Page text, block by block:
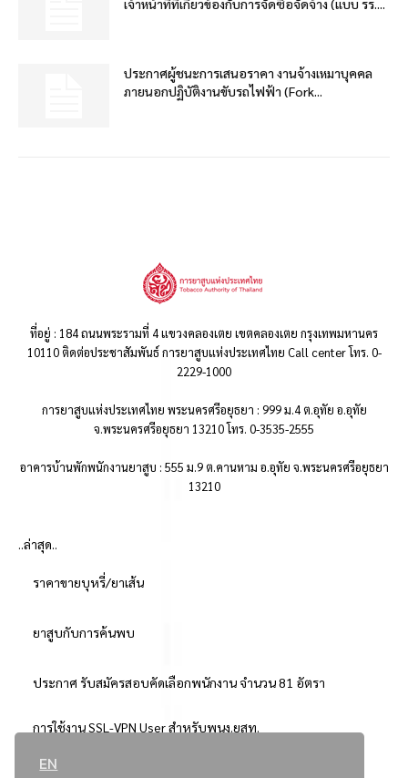
EN
เจ้าหน้าที่ที่เกี่ยวข้องกับการจัดซื้อจัดจ้าง (แบบ รร....
ประกาศผู้ชนะการเสนอราคา งานจ้างเหมาบุคคล
ภายนอกปฏิบัติงานขับรถไฟฟ้า (Fork...
ที่อยู่ : 184 ถนนพระรามที่ 4 แขวงคลองเตย เขตคลองเตย กรุงเทพมหานคร
10110 ติดต่อประชาสัมพันธ์ การยาสูบแห่งประเทศไทย Call center โทร. 0-
2229-1000
การยาสูบแห่งประเทศไทย พระนครศรีอยุธยา : 999 ม.4 ต.อุทัย อ.อุทัย
จ.พระนครศรีอยุธยา 13210 โทร. 0-3535-2555
อาคารบ้านพักพนักงานยาสูบ : 555 ม.9 ต.คานหาม อ.อุทัย จ.พระนครศรีอยุธยา
13210
..ล่าสุด..
ราคาขายบุหรี่/ยาเส้น
ยาสูบกับการค้นพบ
ประกาศ รับสมัครสอบคัดเลือกพนักงาน จำนวน 81 อัตรา
การใช้งาน SSL-VPN User สำหรับพนง.ยสท.